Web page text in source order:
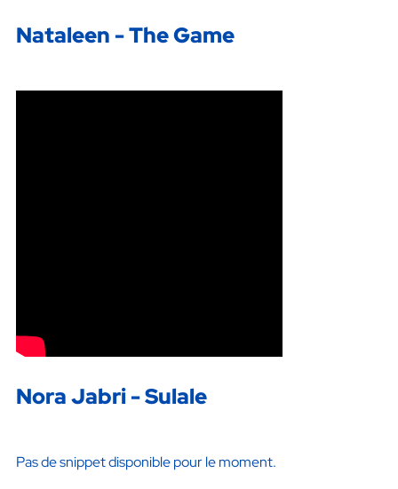
Nataleen - The Game
Nora Jabri - Sulale
Pas de snippet disponible pour le moment.